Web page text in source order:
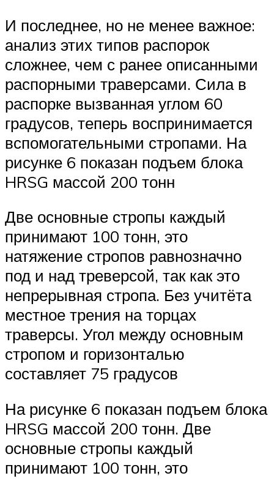
И последнее, но не менее важное:
анализ этих типов распорок
сложнее, чем с ранее описанными
распорными траверсами. Сила в
распорке вызванная углом 60
градусов, теперь воспринимается
вспомогательными стропами. На
рисунке 6 показан подъем блока
HRSG массой 200 тонн
Две основные стропы каждый
принимают 100 тонн, это
натяжение стропов равнозначно
под и над треверсой, так как это
непрерывная стропа. Без учитёта
местное трения на торцах
траверсы. Угол между основным
стропом и горизонталью
составляет 75 градусов
На рисунке 6 показан подъем блока
HRSG массой 200 тонн. Две
основные стропы каждый
принимают 100 тонн, это